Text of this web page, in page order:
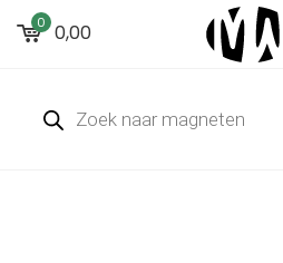
0 0,00
zoeken